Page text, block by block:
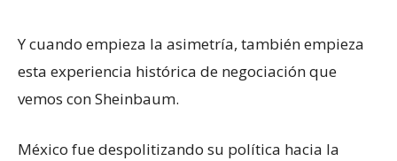
Y cuando empieza la asimetría, también empieza
esta experiencia histórica de negociación que
vemos con Sheinbaum.
México fue despolitizando su política hacia la